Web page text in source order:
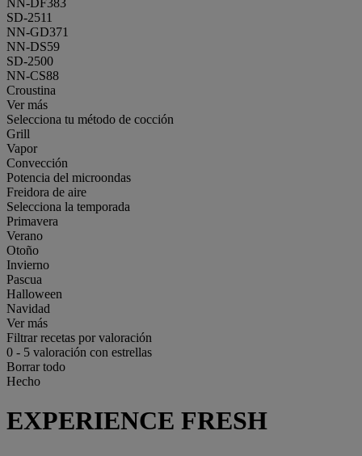
NN-DF383
SD-2511
NN-GD371
NN-DS59
SD-2500
NN-CS88
Croustina
Ver más
Selecciona tu método de cocción
Grill
Vapor
Convección
Potencia del microondas
Freidora de aire
Selecciona la temporada
Primavera
Verano
Otoño
Invierno
Pascua
Halloween
Navidad
Ver más
Filtrar recetas por valoración
0 - 5 valoración con estrellas
Borrar todo
Hecho
EXPERIENCE FRESH